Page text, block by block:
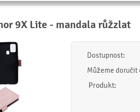
9X Lite - mandala růžzlat
Dostupnost:
Můžeme doručit
Produkt: